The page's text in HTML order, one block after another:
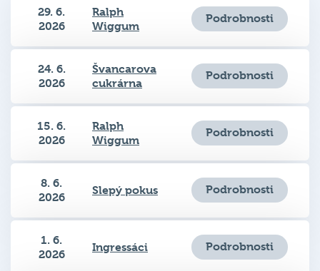
29. 6.
2026
Ralph
Wiggum
Podrobnosti
24. 6.
2026
Švancarova
cukrárna
Podrobnosti
15. 6.
2026
Ralph
Wiggum
Podrobnosti
8. 6.
2026
Slepý pokus Podrobnosti
1. 6.
2026
Ingressáci Podrobnosti